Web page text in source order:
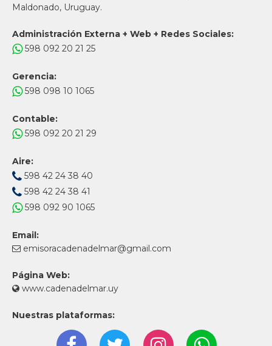
Maldonado, Uruguay.
Administración Externa + Web + Redes Sociales:
598 092 20 21 25
Gerencia:
598 098 10 1065
Contable:
598 092 20 21 29
Aire:
598 42 24 38 40
598 42 24 38 41
598 092 90 1065
Email:
emisoracadenadelmar@gmail.com
Página Web:
www.cadenadelmar.uy
Nuestras plataformas: